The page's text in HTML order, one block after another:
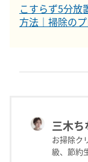
こすらず5分放
方法｜掃除の
三木ち
お掃除ク
級、節約